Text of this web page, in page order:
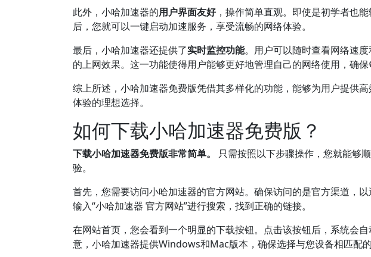
此外，小哈加速器的用户界面友好，操作简单直观。即使是初学者也
后，您就可以一键启动加速服务，享受流畅的网络体验。
最后，小哈加速器还提供了实时监控功能。用户可以随时查看网络速
的上网效果。这一功能使得用户能够更好地管理自己的网络使用，确保
综上所述，小哈加速器免费版凭借其多样化的功能，能够为用户提供
体验的理想选择。
如何下载小哈加速器免费版？
下载小哈加速器免费版非常简单。
只需按照以下步骤操作，您就能够
验。
首先，您需要访问小哈加速器的官方网站。确保访问的是官方渠道，
输入“小哈加速器 官方网站”进行搜索，找到正确的链接。
在网站首页，您会看到一个明显的下载按钮。点击该按钮后，系统会
意，小哈加速器提供Windows和Mac版本，确保选择与您设备相匹配的